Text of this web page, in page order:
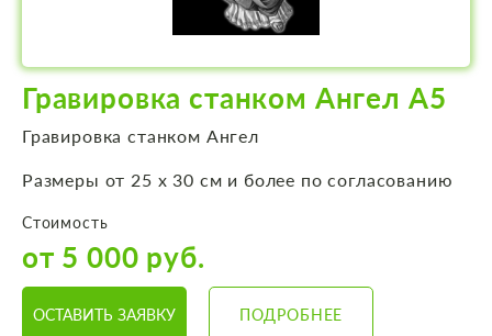
Гравировка станком Ангел А5
Гравировка станком Ангел
Размеры от 25 х 30 см и более по согласованию
Стоимость
от 5 000 руб.
ОСТАВИТЬ ЗАЯВКУ ПОДРОБНЕЕ